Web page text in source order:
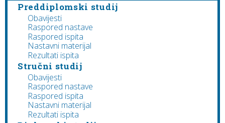
Preddiplomski studij
Obavijesti
Raspored nastave
Raspored ispita
Nastavni materijal
Rezultati ispita
Stručni studij
Obavijesti
Raspored nastave
Raspored ispita
Nastavni materijal
Rezultati ispita